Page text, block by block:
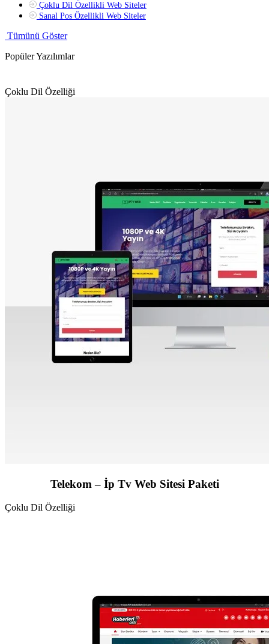
Çoklu Dil Özellikli Web Siteler
Sanal Pos Özellikli Web Siteler
Tümünü Göster
Popüler Yazılımlar
Çoklu Dil Özelliği
Telekom – İp Tv Web Sitesi Paketi
Çoklu Dil Özelliği